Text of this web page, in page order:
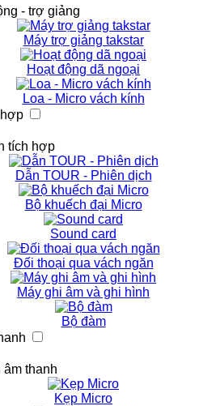
- trợ giảng
Máy trợ giảng takstar
Hoạt động dã ngoại
Loa - Micro vách kính
tích hợp
Dẫn TOUR - Phiên dịch
Bộ khuếch đại Micro
Sound card
Đối thoại qua vách ngăn
Máy ghi âm và ghi hình
Bộ đàm
âm thanh
Kẹp Micro